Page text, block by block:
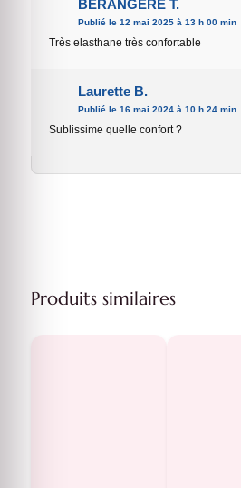
BERANGERE T.
Publié le 12 mai 2025 à 13 h 00 min
Très elasthane très confortable
Laurette B.
Publié le 16 mai 2024 à 10 h 24 min
Sublissime quelle confort ?
Produits similaires